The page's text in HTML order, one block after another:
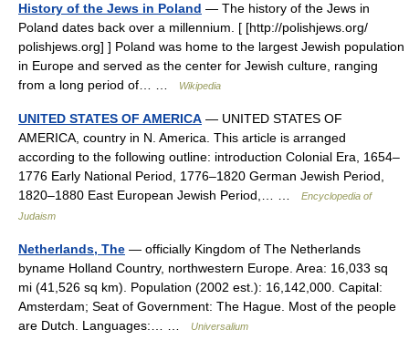
History of the Jews in Poland — The history of the Jews in
Poland dates back over a millennium. [ [http://polishjews.org/
polishjews.org] ] Poland was home to the largest Jewish population
in Europe and served as the center for Jewish culture, ranging
from a long period of… …
Wikipedia
UNITED STATES OF AMERICA — UNITED STATES OF
AMERICA, country in N. America. This article is arranged
according to the following outline: introduction Colonial Era, 1654–
1776 Early National Period, 1776–1820 German Jewish Period,
1820–1880 East European Jewish Period,… …
Encyclopedia of
Judaism
Netherlands, The — officially Kingdom of The Netherlands
byname Holland Country, northwestern Europe. Area: 16,033 sq
mi (41,526 sq km). Population (2002 est.): 16,142,000. Capital:
Amsterdam; Seat of Government: The Hague. Most of the people
are Dutch. Languages:… …
Universalium